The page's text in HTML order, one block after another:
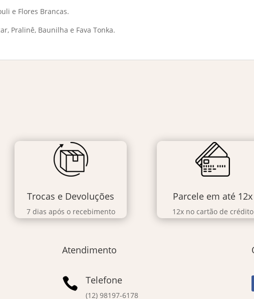
e Flores Brancas.
Pralinê, Baunilha e Fava Tonka.
Trocas e Devoluções
7 dias após o recebimento
Parcele em até 12x
12x no cartão de crédito
Atendimento
 Telefone
(12) 98197-6178